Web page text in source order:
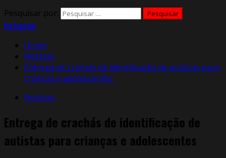
Pesquisar por:
Instagram
Home
Notícias
Entrega de crachás de identificação de autistas para
crianças e adolescentes
Notícias
Entrega de crachás de identificação de
autistas para crianças e adolescentes